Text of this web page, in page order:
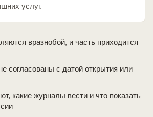
услуг.
вразнобой, и часть приходится
согласованы с датой открытия или
какие журналы вести и что показать